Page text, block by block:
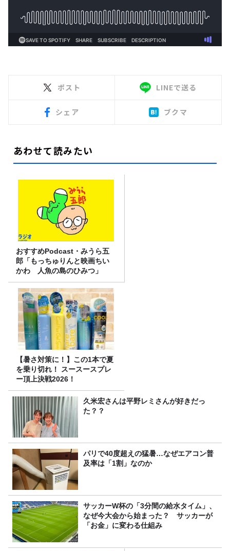
ポスト LINEで送る
シェア ブクマ
あわせて読みたい
おすすめPodcast・みうら五
郎「もっちゅりんと映画ちい
かわ 人魚の島のひみつ」
【暑さ対策に！】この1本で夏
を乗り切れ！ スースースプレ
ー頂上決戦2026！
久米宏さんは平野レミさんが好きだっ
た？？
パリで40度超えの猛暑…なぜエアコン普
及率は「1割」なのか
サッカーW杯の「3分間の給水タイム」、
なぜ今大会から始まった？ サッカーが
「お金」に変わる仕組み